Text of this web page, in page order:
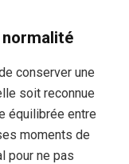
normalité
conserver une
soit reconnue
équilibrée entre
moments de
pour ne pas